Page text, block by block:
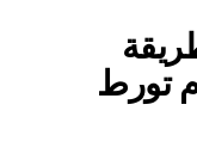
تورط